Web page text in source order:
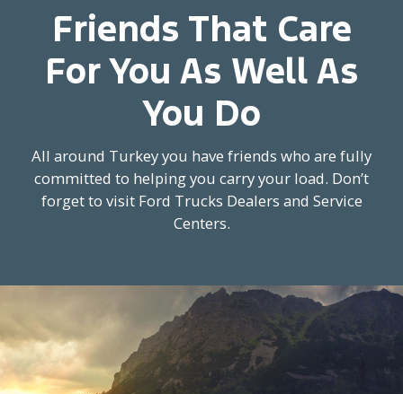
Friends That Care
For You As Well As
You Do
All around Turkey you have friends who are fully
committed to helping you carry your load. Don’t
forget to visit Ford Trucks Dealers and Service
Centers.